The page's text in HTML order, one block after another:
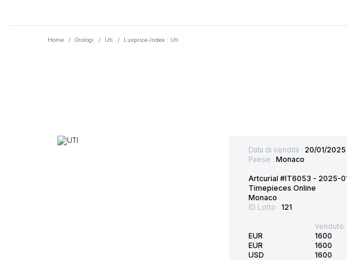
Home / Orologi / Uti / Luxprice-Index : Uti
Data di vendita : 20/01/2025
Paese : Monaco
Artcurial #IT6053 - 2025-
Timepieces Online
Monaco
ID Lotto : 121
EUR
EUR
USD
Venduto:
1600
1600
1600